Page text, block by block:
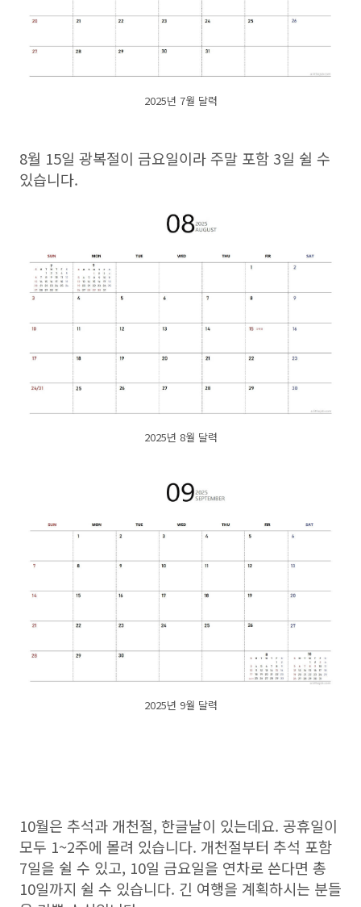
2025년 7월 달력
8월 15일 광복절이 금요일이라 주말 포함 3일 쉴 수
있습니다.
2025년 8월 달력
2025년 9월 달력
10월은 추석과 개천절, 한글날이 있는데요. 공휴일이
모두 1~2주에 몰려 있습니다. 개천절부터 추석 포함
7일을 쉴 수 있고, 10일 금요일을 연차로 쓴다면 총
10일까지 쉴 수 있습니다. 긴 여행을 계획하시는 분들